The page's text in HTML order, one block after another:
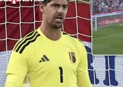
گیاهی ریزش مو و جلوگیری از طاسی با